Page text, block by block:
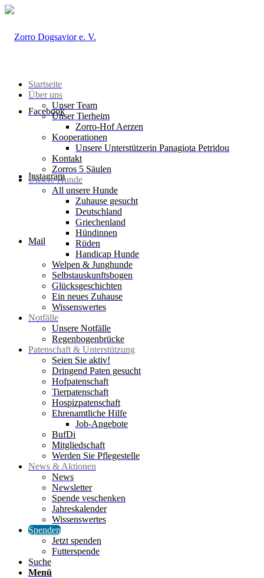
Facebook
Instagram
Mail
Startseite
Über uns
Unser Team
Unser Tierheim
Zorro-Hof Aerzen
Kooperationen
Unsere Unterstützerin Panagiota Petridou
Kontakt
Zorros 5 Säulen
Unsere Hunde
All unsere Hunde
Zuhause gesucht
Deutschland
Griechenland
Hündinnen
Rüden
Handicap Hunde
Welpen & Junghunde
Selbstauskunftsbogen
Glücksgeschichten
Ein neues Zuhause
Wissenswertes
Notfälle
Unsere Notfälle
Regenbogenbrücke
Patenschaft & Unterstützung
Seien Sie aktiv!
Dringend Paten gesucht
Hofpatenschaft
Tierpatenschaft
Hospizpatenschaft
Ehrenamtliche Hilfe
Job-Angebote
BufDi
Mitgliedschaft
Werden Sie Pflegestelle
News & Aktionen
News
Newsletter
Spende veschenken
Jahreskalender
Wissenswertes
Spenden
Jetzt spenden
Futterspende
Suche
Menü